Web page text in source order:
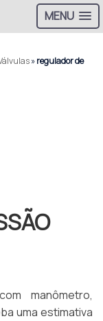
MENU
»regulador de
manômetro,
uma estimativa